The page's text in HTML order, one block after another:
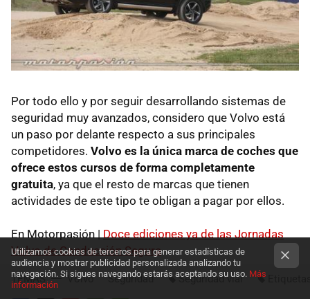
Por todo ello y por seguir desarrollando sistemas de
seguridad muy avanzados, considero que Volvo está
un paso por delante respecto a sus principales
competidores. Volvo es la única marca de coches que
ofrece estos cursos de forma completamente
gratuita, ya que el resto de marcas que tienen
actividades de este tipo te obligan a pagar por ellos.
En Motorpasión | Doce ediciones ya de las Jornadas
Volvo de Conducción Segura
TEMAS Volvo Seguridad Seguridad vial
Utilizamos cookies de terceros para generar estadísticas de
audiencia y mostrar publicidad personalizada analizando tu
navegación. Si sigues navegando estarás aceptando su uso. Más
información